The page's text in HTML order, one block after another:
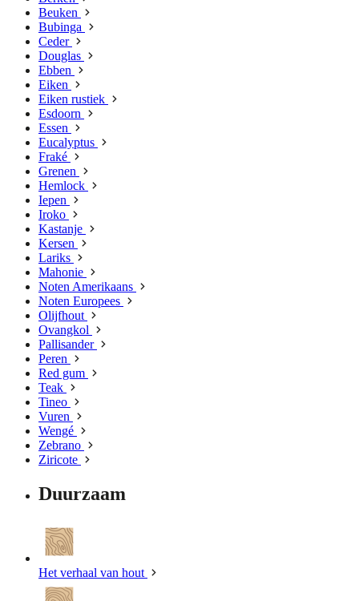
Beuken
Bubinga
Ceder
Douglas
Ebben
Eiken
Eiken rustiek
Esdoorn
Essen
Eucalyptus
Fraké
Grenen
Hemlock
Iepen
Iroko
Kastanje
Kersen
Lariks
Mahonie
Noten Amerikaans
Noten Europees
Olijfhout
Ovangkol
Pallisander
Peren
Red gum
Teak
Tineo
Vuren
Wengé
Zebrano
Ziricote
Duurzaam
Het verhaal van hout